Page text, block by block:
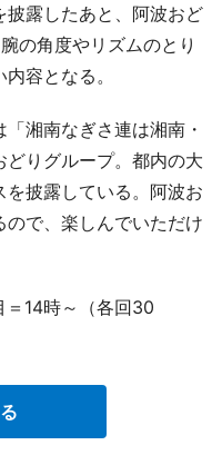
露したあと、阿波おど
の角度やリズムのとり
容となる。
湘南なぎさ連は湘南・
りグループ。都内の大
披露している。阿波お
で、楽しんでいただけ
14時～（各回30